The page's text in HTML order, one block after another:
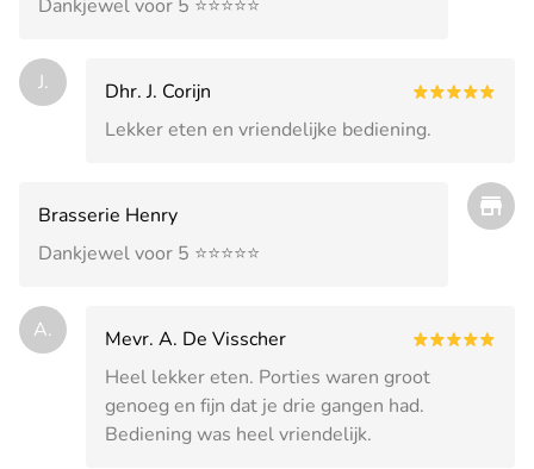
Dankjewel voor 5 ⭐️⭐️⭐️⭐️⭐️
J.
Dhr. J. Corijn
Lekker eten en vriendelijke bediening.
Brasserie Henry
Dankjewel voor 5 ⭐️⭐️⭐️⭐️⭐️
A.
Mevr. A. De Visscher
Heel lekker eten. Porties waren groot
genoeg en fijn dat je drie gangen had.
Bediening was heel vriendelijk.